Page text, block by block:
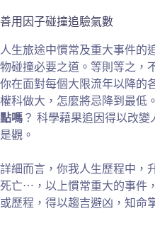
善用因子碰撞追驗氣數
人生旅途中慣常及重大事件的
物碰撞必要之道。等則等之，
你在面對每個大限流年以降的
權科做大，怎麼將忌降到最低
點嗎 ？ 科學藉果追因得以改
是觀。
詳細而言，你我人生歷程中，
死亡⋯，以上慣常重大的事件
或歷程，得以趨吉避凶，知命